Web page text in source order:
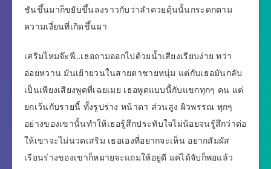
ชันขึ้นมาก็ขยับขึ้นลงราวกับว่าลำควยดุ้นนั้นกระดกตาม
ความเงี่ยนที่เกิดขึ้นมา
เสริมไหมจ๊ะพี่…เธอถามออกไปด้วยน้ำเสียงเรียบง่าย ทว่า
อ่อยหวาน มันเย้ายวนในสายตาชายหนุ่ม แต่กับเธอมันกลับ
เป็นเพียงเสียงพูดที่เฉยเมย เธอพูดแบบนี้กับแขกทุกๆ คน แต่
ยกเว้นกับรายนี้ ทั้งรูปร่าง หน้าตา ส่วนสูง ผิวพรรณ ทุกๆ
อย่างของเขานั้นทำให้เธอรู้สึกประทับใจไม่น้อยจนรู้สึกว่าต่อ
ให้เขาจะไม่นวดเสริม เธอเองที่อยากจะเห็น อยากสัมผัส
เรือนร่างของเขาก็หมายจะแถมให้อยู่ดี แค่ได้จับก็พอแล้ว